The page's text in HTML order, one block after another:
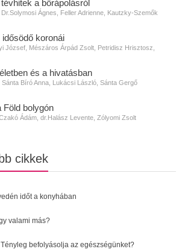
a bőrápolásról
Ágnes, Feller Adrienne, Kautzky-Szemők
koronái
József, Mészáros Árpád Zsolt, Petridisz Hrisztosz,
és a hivatásban
Bíró Anna, Lukácsi László, Sánta Gergő
Föld bolygón
Ádám, dr.Halász Levente, Zólyomi Zsolt
cikkek
időt a konyhában
valami más?
befolyásolja az egészségünket?